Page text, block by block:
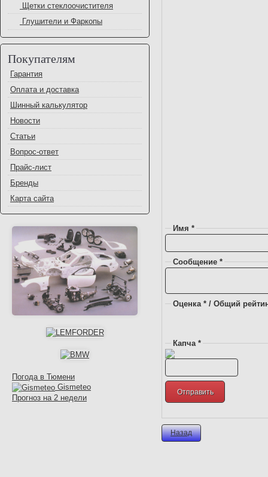
Щетки стеклоочистителя
Глушители и Фаркопы
Покупателям
Гарантия
Оплата и доставка
Шинный калькулятор
Новости
Статьи
Вопрос-ответ
Прайс-лист
Бренды
Карта сайта
Погода в Тюмени
Gismeteo
Прогноз на 2 недели
Имя *
Сообщение *
Оценка * / Общий
Капча *
Назад